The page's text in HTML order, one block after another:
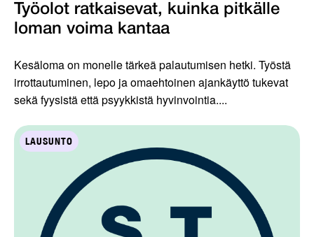
Työolot ratkaisevat, kuinka pitkälle
loman voima kantaa
Kesäloma on monelle tärkeä palautumisen hetki. Työstä
irrottautuminen, lepo ja omaehtoinen ajankäyttö tukevat
sekä fyysistä että psyykkistä hyvinvointia....
LAUSUNTO